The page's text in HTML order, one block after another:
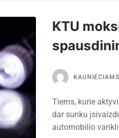
KTU
Tiems, kurie
dar sunku
automobilio